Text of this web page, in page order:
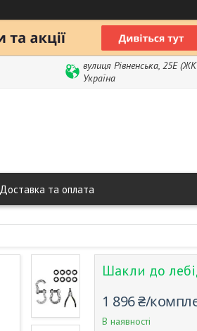
вулиця Рівненська, 25Е
Україна
Доставка та оплата
Шакли до
1 896 ₴/
В наявності